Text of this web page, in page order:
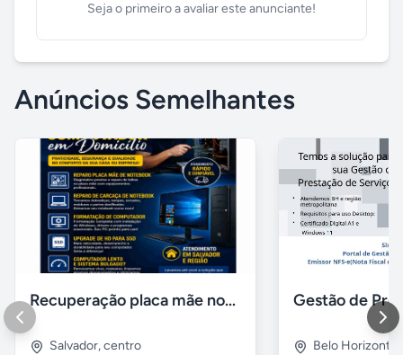
Seja o primeiro a avaliar este anunciante!
Anúncios Semelhantes
Recuperação placa mãe notebook, Instalação de windows
Salvador,centro
Belo Horizonte